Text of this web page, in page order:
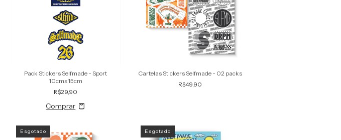
Pack Stickers Selfmade - Sport
10cmx15cm
R$29,90
Cartelas Stickers Selfmade - 02 packs
R$49,90
Esgotado Esgotado